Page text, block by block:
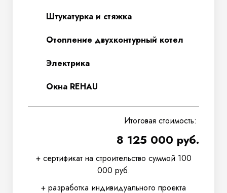
Штукатурка и стяжка
Отопление двухконтурный котел
Электрика
Окна REHAU
Итоговая стоимость:
8 125 000 руб.
+ сертификат на строительство суммой 100
000 руб.
+ разработка индивидуального проекта